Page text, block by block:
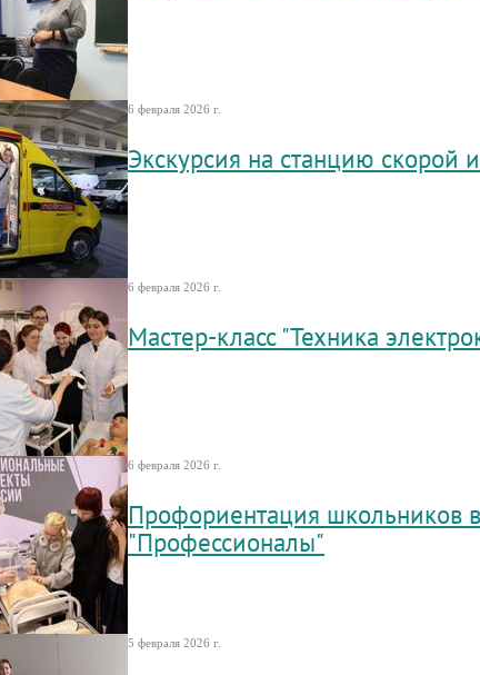
6 февраля 2026 г.
Экскурсия на станцию скорой
6 февраля 2026 г.
Мастер-класс "Техника
6 февраля 2026 г.
Профориентация школьников
"Профессионалы"
5 февраля 2026 г.